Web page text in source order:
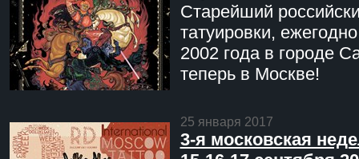
Старейший
татуировки,
2002 года в городе
теперь в Москве!
25 января 2017
3-я московская